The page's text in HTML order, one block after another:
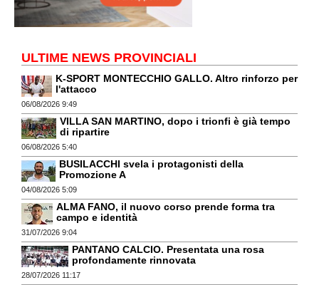
ULTIME NEWS PROVINCIALI
K-SPORT MONTECCHIO GALLO. Altro rinforzo per
l'attacco
06/08/2026 9:49
VILLA SAN MARTINO, dopo i trionfi è già tempo
di ripartire
06/08/2026 5:40
BUSILACCHI svela i protagonisti della
Promozione A
04/08/2026 5:09
ALMA FANO, il nuovo corso prende forma tra
campo e identità
31/07/2026 9:04
PANTANO CALCIO. Presentata una rosa
profondamente rinnovata
28/07/2026 11:17